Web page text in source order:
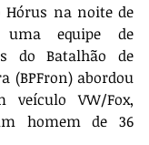
Hórus na noite de
uma equipe de
do Batalhão de
(BPFron) abordou
veículo VW/Fox,
homem de 36